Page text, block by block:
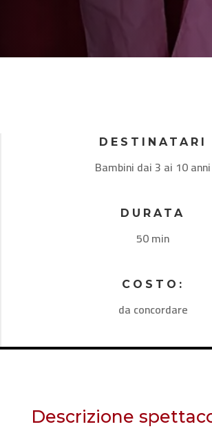
DESTINATARI
Bambini dai 3 ai 10 anni
DURATA
50 min
COSTO:
da concordare
Descrizione